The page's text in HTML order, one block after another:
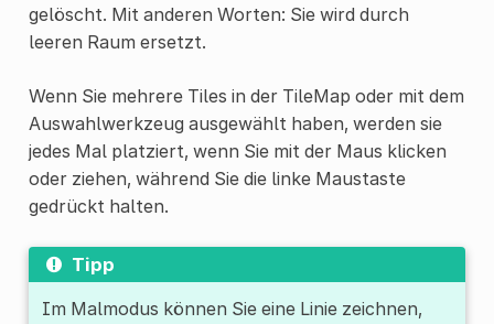
gelöscht. Mit anderen Worten: Sie wird durch
leeren Raum ersetzt.
Wenn Sie mehrere Tiles in der TileMap oder mit dem
Auswahlwerkzeug ausgewählt haben, werden sie
jedes Mal platziert, wenn Sie mit der Maus klicken
oder ziehen, während Sie die linke Maustaste
gedrückt halten.
Tipp
Im Malmodus können Sie eine Linie zeichnen,